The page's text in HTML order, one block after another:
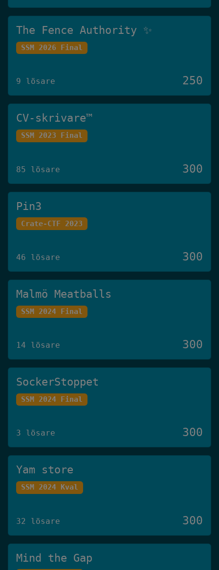
The Fence Authority ✨
SSM 2026 Final
9 lösare 250
CV-skrivare™️
SSM 2023 Final
85 lösare 300
Pin3
Crate-CTF 2023
46 lösare 300
Malmö Meatballs
SSM 2024 Final
14 lösare 300
SockerStoppet
SSM 2024 Final
3 lösare 300
Yam store
SSM 2024 Kval
32 lösare 300
Mind the Gap